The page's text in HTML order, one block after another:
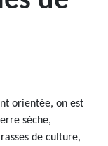
orientée, on est
sèche,
de culture,